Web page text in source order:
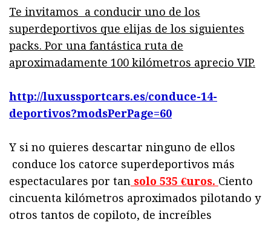
Te invitamos a conducir uno de los
superdeportivos que elijas de los siguientes
packs. Por una fantástica ruta de
aproximadamente 100 kilómetros aprecio VIP.
http://luxussportcars.es/conduce-14-
deportivos?modsPerPage=60
Y si no quieres descartar ninguno de ellos
conduce los catorce superdeportivos más
espectaculares por tan solo 535 €uros. Ciento
cincuenta kilómetros aproximados pilotando y
otros tantos de copiloto, de increíbles